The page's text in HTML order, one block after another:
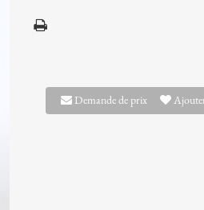
Demande de prix